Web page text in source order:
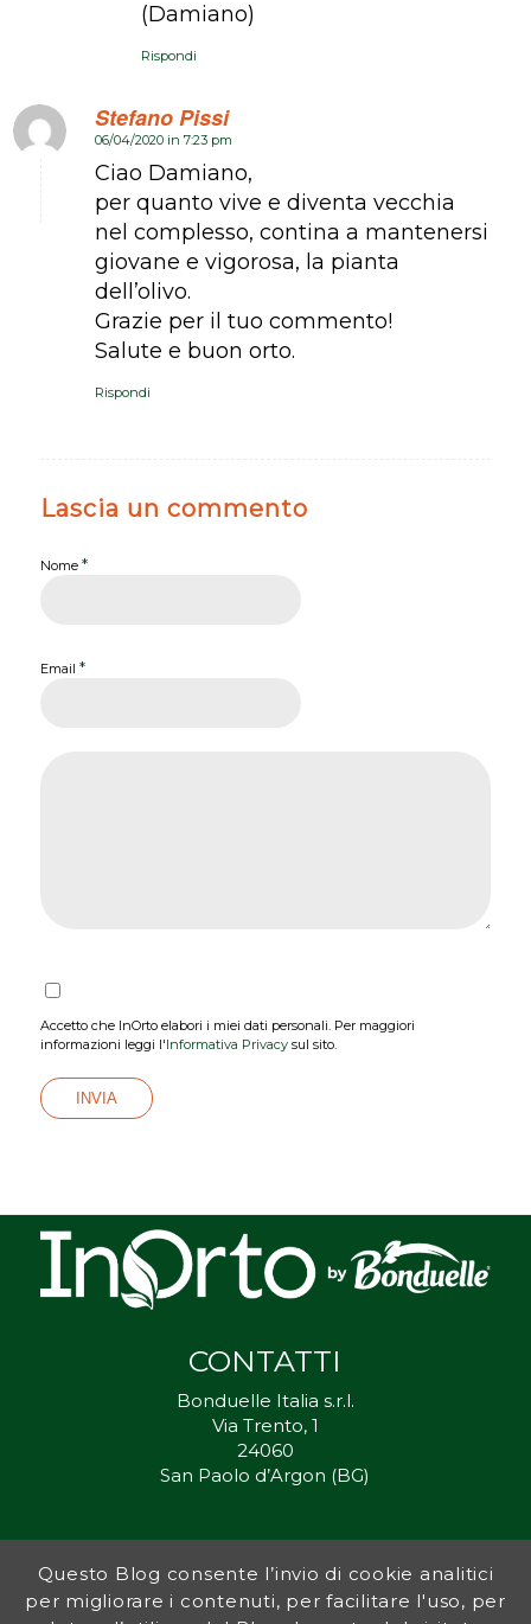
(Damiano)
Rispondi
Stefano Pissi
dice:
06/04/2020 in 7:23 pm
Ciao Damiano,
per quanto vive e diventa vecchia
nel complesso, contina a mantenersi
giovane e vigorosa, la pianta
dell’olivo.
Grazie per il tuo commento!
Salute e buon orto.
Rispondi
Lascia un commento
Nome *
Email *
Accetto che InOrto elabori i miei dati personali. Per maggiori
informazioni leggi l'Informativa Privacysul sito.
CONTATTI
Bonduelle Italia s.r.l.
Via Trento, 1
24060
San Paolo d’Argon (BG)
Inorto.org è dal 2011 il punto di riferimento per gli ortisti italiani, e
fornisce preziosi consigli sia ai più esperti che a nuovi interessati.
Questo Blog consente l’invio di cookie analitici
per migliorare i contenuti, per facilitare l'uso, per